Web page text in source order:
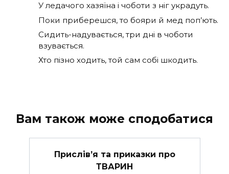
У ледачого хазяїна і чоботи з ніг украдуть.
Поки приберешся, то бояри й мед поп’ють.
Сидить-надувається, три дні в чоботи
взувається.
Хто пізно ходить, той сам собі шкодить.
Вам також може сподобатися
Прислів’я та приказки про
ТВАРИН